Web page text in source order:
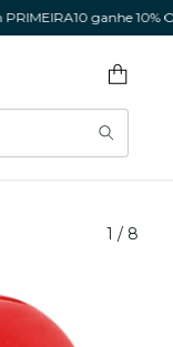
ganhe 10%
1 / 8